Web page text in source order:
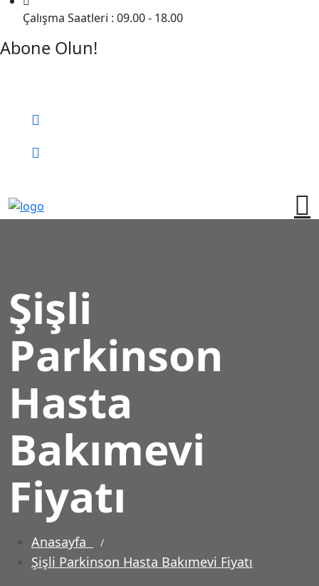
Çalışma Saatleri : 09.00 - 18.00
Abone Olun!
Şişli
Parkinson
Hasta
Bakımevi
Fiyatı
Anasayfa
Şişli Parkinson Hasta Bakımevi Fiyatı